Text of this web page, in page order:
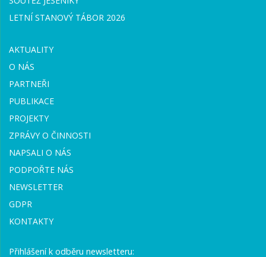
LETNÍ STANOVÝ TÁBOR 2026
AKTUALITY
O NÁS
PARTNEŘI
PUBLIKACE
PROJEKTY
ZPRÁVY O ČINNOSTI
NAPSALI O NÁS
PODPOŘTE NÁS
NEWSLETTER
GDPR
KONTAKTY
Přihlášení k odběru newsletteru: